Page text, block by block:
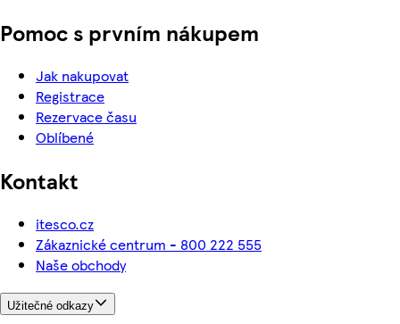
Pomoc s prvním nákupem
Jak nakupovat
Registrace
Rezervace času
Oblíbené
Kontakt
itesco.cz
Zákaznické centrum - 800 222 555
Naše obchody
Užitečné odkazy